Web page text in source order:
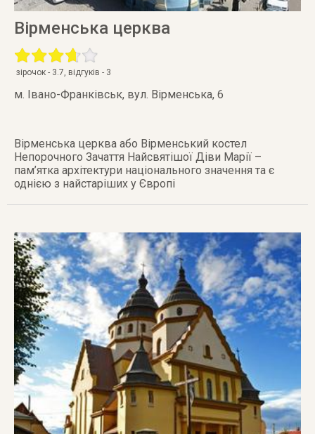
Вірменська церква
зірочок - 3.7, відгуків - 3
м. Івано-Франківськ, вул. Вірменська, 6
Вірменська церква або Вірменський костел
Непорочного Зачаття Найсвятішої Діви Марії –
пам’ятка архітектури національного значення та є
однією з найстаріших у Європі